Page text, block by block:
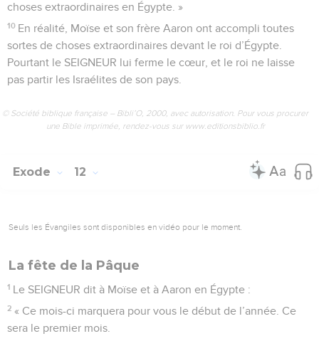
choses extraordinaires en Égypte. »
10 En réalité, Moïse et son frère Aaron ont accompli toutes
sortes de choses extraordinaires devant le roi d’Égypte.
Pourtant le SEIGNEUR lui ferme le cœur, et le roi ne laisse
pas partir les Israélites de son pays.
© Société biblique française – Bibli’O, 2000, avec autorisation. Pour vous procurer
une Bible imprimée, rendez-vous sur www.editionsbiblio.fr
Exode 12
Seuls les Évangiles sont disponibles en vidéo pour le moment.
La fête de la Pâque
1 Le SEIGNEUR dit à Moïse et à Aaron en Égypte :
2 « Ce mois-ci marquera pour vous le début de l’année. Ce
sera le premier mois.